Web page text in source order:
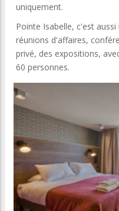
uniquement.
Pointe Isabelle, c'est
réunions d'affaires,
privé, des expositions,
60 personnes.